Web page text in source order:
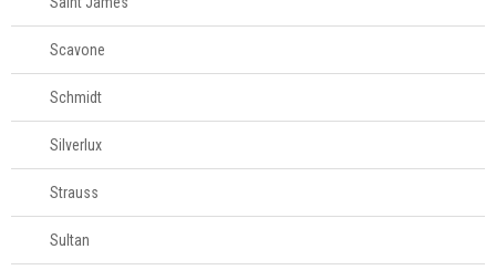
Scavone
Schmidt
Silverlux
Strauss
Sultan